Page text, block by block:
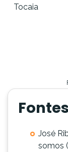
Tocaia
José
somos